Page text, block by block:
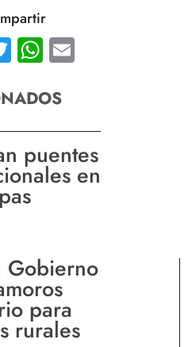
TwitterWhatsApp
puentes
en
Gobierno
para
rurales